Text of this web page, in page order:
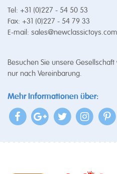
Tel: +31 (0)227 - 54 50 53
Fax: +31 (0)227 - 54 79 33
E-mail: sales@newclassictoys.com
Besuchen Sie unsere
nur nach Vereinbarung.
Mehr Informationen über: